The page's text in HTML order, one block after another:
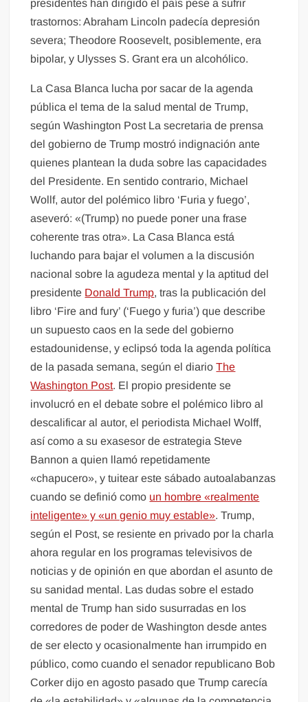
presidentes han dirigido el país pese a sufrir
trastornos: Abraham Lincoln padecía depresión
severa; Theodore Roosevelt, posiblemente, era
bipolar, y Ulysses S. Grant era un alcohólico.
La Casa Blanca lucha por sacar de la agenda
pública el tema de la salud mental de Trump,
según Washington Post La secretaria de prensa
del gobierno de Trump mostró indignación ante
quienes plantean la duda sobre las capacidades
del Presidente. En sentido contrario, Michael
Wollf, autor del polémico libro ‘Furia y fuego’,
aseveró: «(Trump) no puede poner una frase
coherente tras otra». La Casa Blanca está
luchando para bajar el volumen a la discusión
nacional sobre la agudeza mental y la aptitud del
presidente Donald Trump, tras la publicación del
libro ‘Fire and fury’ (‘Fuego y furia’) que describe
un supuesto caos en la sede del gobierno
estadounidense, y eclipsó toda la agenda política
de la pasada semana, según el diarioThe
Washington Post. El propio presidente se
involucró en el debate sobre el polémico libro al
descalificar al autor, el periodista Michael Wolff,
así como a su exasesor de estrategia Steve
Bannon a quien llamó repetidamente
«chapucero», y tuitear este sábado autoalabanzas
cuando se definió como un hombre «realmente
inteligente» y «un genio muy estable». Trump,
según el Post, se resiente en privado por la charla
ahora regular en los programas televisivos de
noticias y de opinión en que abordan el asunto de
su sanidad mental. Las dudas sobre el estado
mental de Trump han sido susurradas en los
corredores de poder de Washington desde antes
de ser electo y ocasionalmente han irrumpido en
público, como cuando el senador republicano Bob
Corker dijo en agosto pasado que Trump carecía